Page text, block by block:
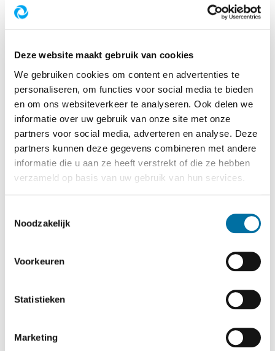
Deze website maakt gebruik van cookies
We gebruiken cookies om content en advertenties te
personaliseren, om functies voor social media te bieden
en om ons websiteverkeer te analyseren. Ook delen we
informatie over uw gebruik van onze site met onze
partners voor social media, adverteren en analyse. Deze
partners kunnen deze gegevens combineren met andere
informatie die u aan ze heeft verstrekt of die ze hebben
verzameld op basis van uw gebruik van hun services.
Noodzakelijk
Voorkeuren
Statistieken
Marketing
druk zijn op de parkeerterreinen van de AWD. De
slagbomen en betaalautomaten kunnen dan
te zwaaien. En soms is er gedoe met een
parkeerkaartje dat natgeregend niet meer werkt.
Of een jaarparkeerkaart geeft ineens een
foutmelding. Het huidige, verouderde
parkeersysteem wordt telkens weer opgelapt,
maar is aan vervanging toe.
Vogelgriep vastgesteld
Vorige week is een zieke vos meegenomen uit de
onderzoek vastgesteld dat het om vogelgriep